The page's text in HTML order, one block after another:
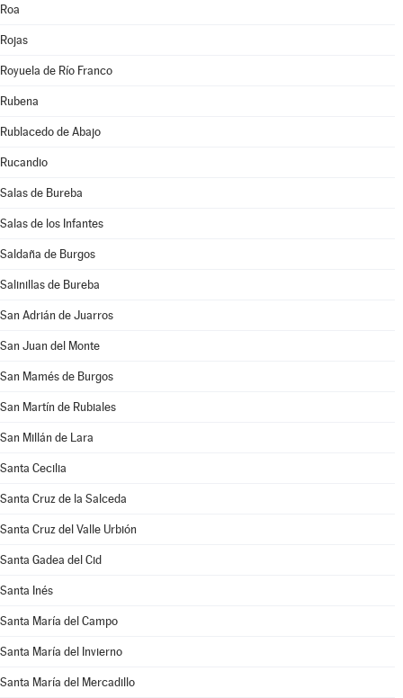
Roa
Rojas
Royuela de Río Franco
Rubena
Rublacedo de Abajo
Rucandio
Salas de Bureba
Salas de los Infantes
Saldaña de Burgos
Salinillas de Bureba
San Adrián de Juarros
San Juan del Monte
San Mamés de Burgos
San Martín de Rubiales
San Millán de Lara
Santa Cecilia
Santa Cruz de la Salceda
Santa Cruz del Valle Urbión
Santa Gadea del Cid
Santa Inés
Santa María del Campo
Santa María del Invierno
Santa María del Mercadillo